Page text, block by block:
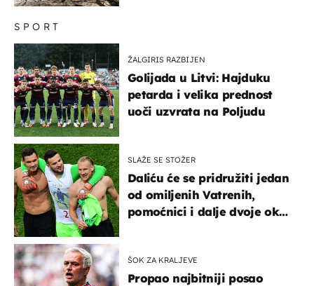
SPORT
ŽALGIRIS RAZBIJEN
Golijada u Litvi: Hajduku
petarda i velika prednost
uoči uzvrata na Poljudu
SLAŽE SE STOŽER
Daliću će se pridružiti jedan
od omiljenih Vatrenih,
pomoćnici i dalje dvoje oko
ŠOK ZA KRALJEVE
Propao najbitniji posao